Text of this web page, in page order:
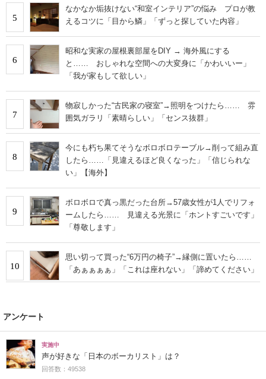
5
なかなか垢抜けない“和室インテリア”の悩み プロが教
えるコツに「目から鱗」「ずっと探していた内容」
6
昭和な実家の屋根裏部屋をDIY → 海外風にする
と…… おしゃれな空間への大変身に「かわいいー」
「我が家もして欲しい」
7
物寂しかった“古民家の寝室”→照明をつけたら…… 雰
囲気ガラリ「素晴らしい」「センス抜群」
8
今にも朽ち果てそうなボロボロテーブル→削って組み直
したら……「見違えるほど良くなった」「信じられな
い」【海外】
9
ボロボロで真っ黒だった台所→57歳女性が1人でリフォ
ームしたら…… 見違える光景に「ホントすごいです」
「尊敬します」
10
思い切って買った“6万円の椅子”→縁側に置いたら……
「あぁぁぁぁ」「これは座れない」「諦めてください」
アンケート
実施中
声が好きな「日本のボーカリスト」は？
回答数：49538